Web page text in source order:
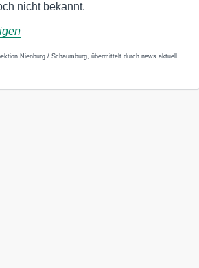
nicht bekannt.
Nienburg / Schaumburg, übermittelt durch news aktuell